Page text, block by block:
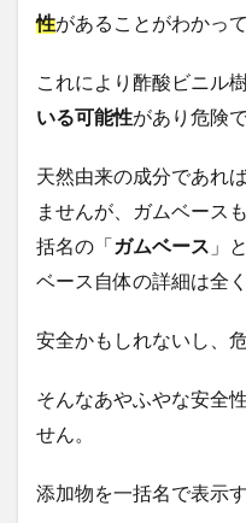
性があることがわかって
これにより酢酸ビニル
いる可能性があり危険で
天然由来の成分であれ
ませんが、ガムベース
括名の「ガムベース 」
ベース自体の詳細は全
安全かもしれないし、
そんなあやふやな安全
せん。
添加物を一括名で表示